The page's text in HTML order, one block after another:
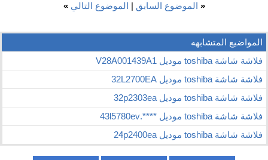
« الموضوع السابق | الموضوع التالي »
المواضيع المتشابهه
فلاشة شاشة toshiba موديل V28A001439A1
فلاشة شاشة toshiba موديل 32L2700EA
فلاشة شاشة toshiba موديل 32p2303ea
فلاشة شاشة toshiba موديل ****.43l5780ev
فلاشة شاشة toshiba موديل 24p2400ea